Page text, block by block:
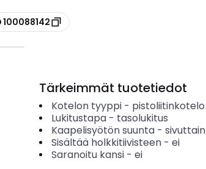
Tärkeimmät tuotetiedot
Kotelon tyyppi- pistoliitinkotelo
Lukitustapa- tasolukitus
Kaapelisyötön suunta- sivuttain
Sisältää holkkitiivisteen- ei
Saranoitu kansi- ei